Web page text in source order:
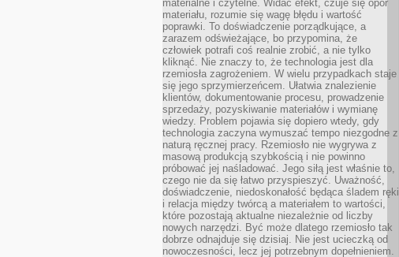
materialne i czytelne. Widać efekt, czuje się opór
materiału, rozumie się wagę błędu i wartość
poprawki. To doświadczenie porządkujące, a
zarazem odświeżające, bo przypomina, że
człowiek potrafi coś realnie zrobić, a nie tylko
kliknąć. Nie znaczy to, że technologia jest dla
rzemiosła zagrożeniem. W wielu przypadkach staje
się jego sprzymierzeńcem. Ułatwia znalezienie
klientów, dokumentowanie procesu, prowadzenie
sprzedaży, pozyskiwanie materiałów i wymianę
wiedzy. Problem pojawia się dopiero wtedy, gdy
technologia zaczyna wymuszać tempo niezgodne z
naturą ręcznej pracy. Rzemiosło nie wygrywa z
masową produkcją szybkością i nie powinno
próbować jej naśladować. Jego siłą jest właśnie to,
czego nie da się łatwo przyspieszyć. Uważność,
doświadczenie, niedoskonałość będąca śladem ręki
i relacja między twórcą a materiałem to wartości,
które pozostają aktualne niezależnie od liczby
nowych narzędzi. Być może dlatego rzemiosło tak
dobrze odnajduje się dzisiaj. Nie jest ucieczką od
nowoczesności, lecz jej potrzebnym dopełnieniem.